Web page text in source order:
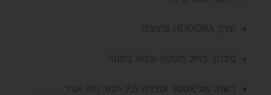
יצרן: HUDORA גרמניה
מבנה: ברזל מגולוון וצבוע בתנור
רשת: פוליאסטר עמידה לכל תנאי מזג אוויר